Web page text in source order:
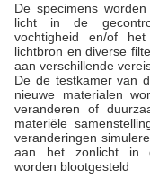
De specimens
licht in de
vochtigheid en/of
lichtbron en diverse
aan verschillende
De de testkamer van
nieuwe materialen
veranderen of
materiële
veranderingen
aan het zonlicht in
worden blootgesteld